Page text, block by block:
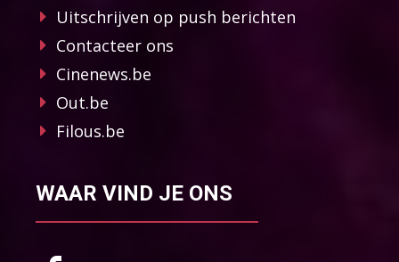
Uitschrijven op push berichten
Contacteer ons
Cinenews.be
Out.be
Filous.be
WAAR VIND JE ONS